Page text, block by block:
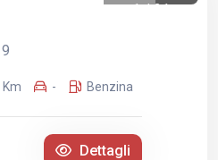
1 /21
Km - Benzina
Dettagli